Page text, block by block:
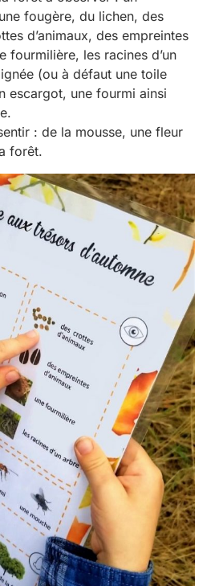
fougère, du lichen, des
d’animaux, des empreintes
fourmilière, les racines d’un
(ou à défaut une toile
escargot, une fourmi ainsi
: de la mousse, une fleur
forêt.